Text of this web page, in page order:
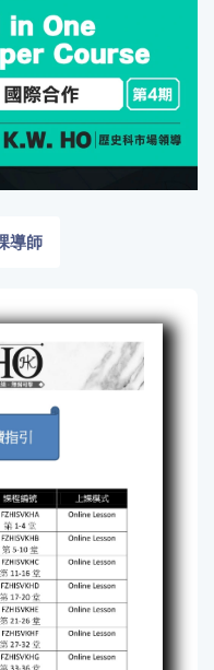
導師